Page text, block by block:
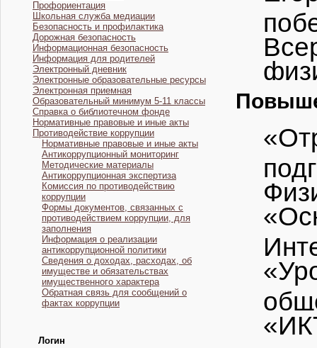
Профориентация
Школьная служба медиации
Безопасность и профилактика
Дорожная безопасность
Информационная безопасность
Информация для родителей
Электронный дневник
Электронные образовательные ресурсы
Электронная приемная
Образовательный минимум 5-11 классы
Справка о библиотечном фонде
Нормативные правовые и иные акты
Противодействие коррупции
Нормативные правовые и иные акты
Антикоррупционный мониторинг
Методические материалы
Антикоррупционная экспертиза
Комиссия по противодействию
коррупции
Формы документов, связанных с
противодействием коррупции, для
заполнения
Информация о реализации
антикоррупционной политики
Сведения о доходах, расходах, об
имуществе и обязательствах
имущественного характера
Обратная связь для сообщений о
фактах коррупции
Логин